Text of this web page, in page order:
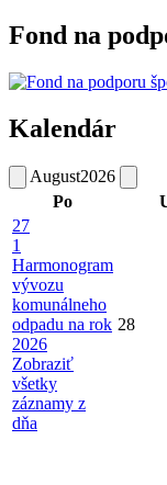
Fond na
Kalendár
August2026
Po
27
1
Harmonogram
vývozu
komunálneho
odpadu na rok
2026
Zobraziť
všetky
záznamy z
dňa
28